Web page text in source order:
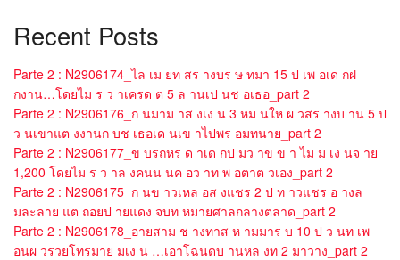
Recent Posts
Parte 2 : N2906174_ไล เม ยท สร างบร ษ ทมา 15 ป เพ อเด กฝ
กงาน…โดยไม ร ว าเครด ต 5 ล านเป นช อเธอ_part 2
Parte 2 : N2906176_ก นมาม าส งเง น 3 หม นให ผ วสร างบ าน 5 ป
ว นเขาแต งงานก บช เธอเด นเข าไปพร อมทนาย_part 2
Parte 2 : N2906177_ข บรถหร ด าเด กป มว าข ข า ไม ม เง นจ าย
1,200 โดยไม ร ว าล งคนน นค อว าท พ อตาต วเอง_part 2
Parte 2 : N2906175_ก นข าวเหล อส งแชร 2 ป ท าวแชร อ างล
มละลาย แต ถอยป ายแดง จบท หมายศาลกลางตลาด_part 2
Parte 2 : N2906178_อายสาม ช างทาส ห ามมาร บ 10 ป ว นท เพ
อนผ วรวยโทรมาย มเง น …เอาโฉนดบ านหล งท 2 มาวาง_part 2